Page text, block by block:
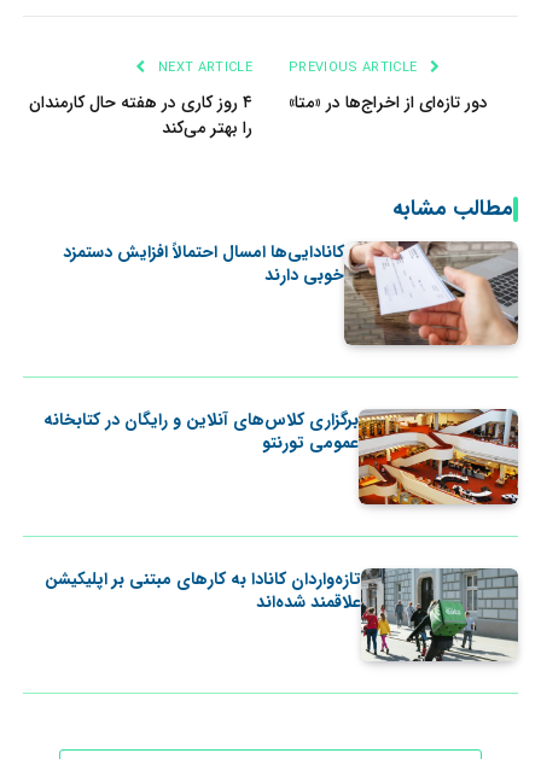
دور تازه‌ای از اخراج‌ها در «متا»
NEXT ARTICLE
۴ روز کاری در هفته حال کارمندان
را بهتر می‌کند
مطالب مشابه
کانادایی‌ها امسال احتمالاً افزایش دستمزد
خوبی دارند
برگزاری کلاس‌های آنلاین و رایگان در کتابخانه
عمومی تورنتو
تازه‌واردان کانادا به کارهای مبتنی بر اپلیکیشن
علاقمند شده‌اند